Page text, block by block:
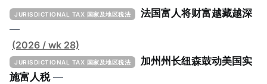
JURISDICTIONAL TAX 国家及地区税法
法国富人将财富越藏越深
—
(2026 / wk 28)
JURISDICTIONAL TAX 国家及地区税法
加州州长纽森鼓动美国实
施富人税 —